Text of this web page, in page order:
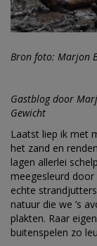
Bron foto: Marjon
Gastblog door
Gewicht
Laatst liep ik met
het zand en
lagen allerlei
meegesleurd
echte
natuur die we ’s
plakten. Raar
buitenspelen zo